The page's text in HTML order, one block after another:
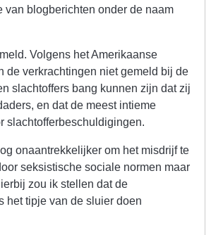
van blogberichten onder de naam
Volgens het Amerikaanse
de verkrachtingen niet gemeld bij de
slachtoffers bang kunnen zijn dat zij
en dat de meest intieme
slachtofferbeschuldigingen.
onaantrekkelijker om het misdrijf te
seksistische sociale normen maar
zou ik stellen dat de
het tipje van de sluier doen